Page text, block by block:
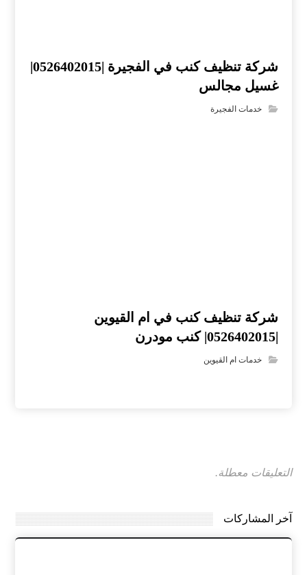
شركة تنظيف كنب في الفجيرة |0526402015|
غسيل مجالس
خدمات الفجيرة
شركة تنظيف كنب في ام القيوين
|0526402015| كنب مودرن
خدمات ام القيوين
التعليقات معطلة.
آخر المشاركات